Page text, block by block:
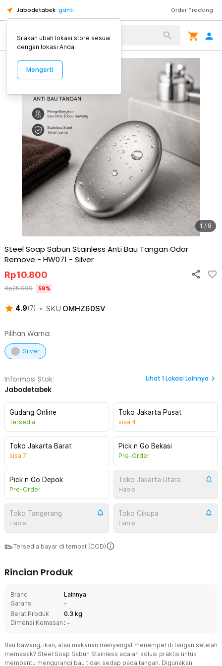
Jabodetabek ganti Order Tracking
Alat Kopi
1 / 8
Steel Soap Sabun Stainless Anti Bau Tangan Odor
Remove - HW071 - Silver
4.9(7) • SKU OMHZ60SV
Rp10.800
Rp25.900 59%
Pilihan Warna:
Silver
Informasi Stok:
Jabodetabek
Lihat 1Lokasi Lainnya
Gudang Online
Tersedia
Toko Jakarta Pusat
sisa 4
Toko Jakarta Barat
sisa 7
Pick n Go Bekasi
Pre-Order
Pick n Go Depok
Pre-Order
Toko Jakarta Utara
Habis
Toko Tangerang
Habis
Toko Cikupa
Habis
Tersedia bayar di tempat (COD)
Rincian Produk
Brand
Lainnya
Garansi
-
Berat Produk
0.3 kg
Dimensi Kemasan : -
Bau bawang, ikan, atau makanan menyengat menempel di tangan setelah
memasak? Steel Soap Sabun Stainless adalah solusi praktis untuk
membantu mengurangi bau tidak sedap pada tangan. Digunakan
Silakan ubah lokasi store sesuai
dengan lokasi Anda.
Mengerti